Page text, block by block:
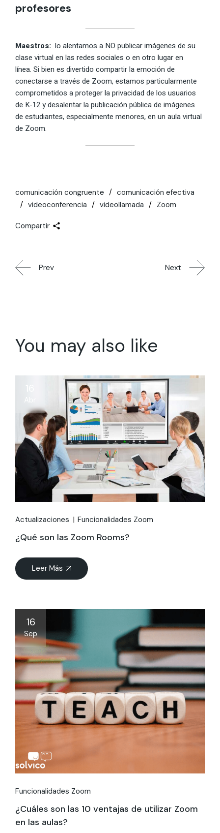
profesores
Maestros: lo alentamos a NO publicar imágenes de su
clase virtual en las redes sociales o en otro lugar en
línea. Si bien es divertido compartir la emoción de
conectarse a través de Zoom, estamos particularmente
comprometidos a proteger la privacidad de los usuarios
de K-12 y desalentar la publicación pública de imágenes
de estudiantes, especialmente menores, en un aula virtual
de Zoom.
comunicación congruente
comunicación efectiva
videoconferencia
videollamada Zoom
Compartir
Prev Next
You may also like
Abr
Actualizaciones Funcionalidades Zoom
¿Qué son las Zoom Rooms?
Leer Más
16
Sep
Funcionalidades Zoom
¿Cuáles son las 10 ventajas de utilizar Zoom
en las aulas?